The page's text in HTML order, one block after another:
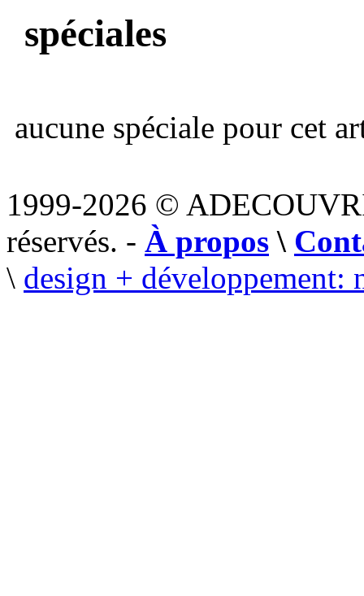
spéciales
aucune spéciale pour cet
1999-2026 ©
réservés. - À propos \
\ design + développement: